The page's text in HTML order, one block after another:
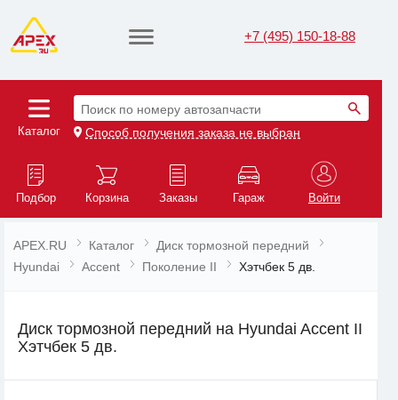
+7 (495) 150-18-88
Каталог
Поиск по номеру автозапчасти
Способ получения заказа не выбран
Подбор Корзина Заказы Гараж Войти
APEX.RU Каталог
Диск тормозной передний
Hyundai
Accent Поколение II Хэтчбек 5 дв.
Диск тормозной передний на Hyundai Accent II
Хэтчбек 5 дв.